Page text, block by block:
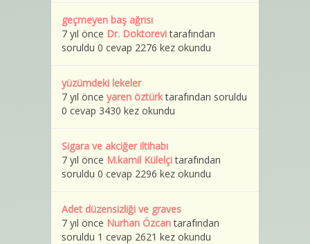
geçmeyen baş ağrısı
7 yıl önce Dr. Doktorevitarafından
soruldu 0 cevap 2276 kez okundu
yüzümdeki lekeler
7 yıl önce yaren öztürktarafından soruldu
0 cevap 3430 kez okundu
Sigara ve akciğer iltihabı
7 yıl önce M.kamil Külelçitarafından
soruldu 0 cevap 2296 kez okundu
Adet düzensizliği ve graves
7 yıl önce Nurhan Özcantarafından
soruldu 1 cevap 2621 kez okundu